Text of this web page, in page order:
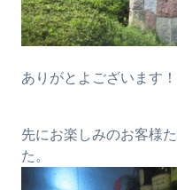
ありがとよございます！
先にお楽しみのお客様
た。